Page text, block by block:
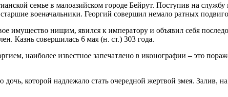
семье в малоазийском городе Бейрут. Поступив на
военачальники. Георгий совершил немало ратных
имущество нищим, явился к императору и объявил себя
Казнь совершилась 6 мая (н. ст.) 303 года.
наиболее известное запечатлено в иконографии – это
которой надлежало стать очередной жертвой змея. Залив,